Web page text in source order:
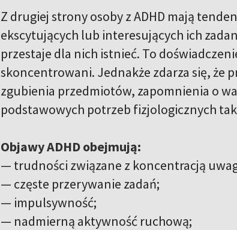
Z drugiej strony osoby z ADHD mają
ekscytujących lub interesujących ich
przestaje dla nich istnieć. To
skoncentrowani. Jednakże zdarza się, że
zgubienia przedmiotów, zapomnienia o
podstawowych potrzeb fizjologicznych
Objawy ADHD obejmują:
— trudności związane z koncentracją
— częste przerywanie zadań;
— impulsywność;
— nadmierną aktywność ruchową;